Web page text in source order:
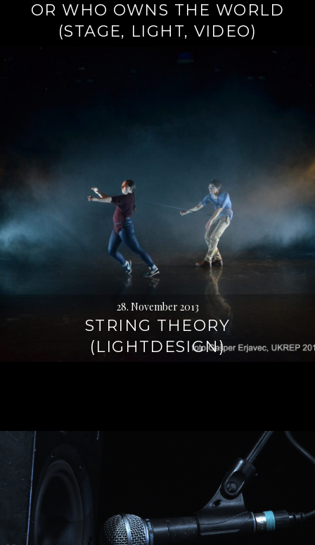
OR WHO OWNS THE WORLD
(STAGE, LIGHT, VIDEO)
28. November 2013
STRING THEORY
(LIGHTDESIGN)